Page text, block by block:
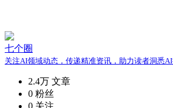
七个圈
关注AI领域动态，传递精准资讯，助力读者洞悉AI
2.4万 文章
0 粉丝